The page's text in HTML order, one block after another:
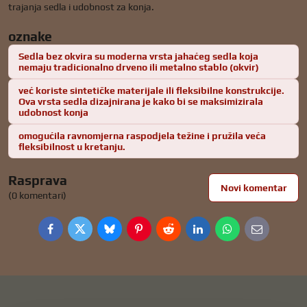
trajanja sedla i udobnost za konja.
oznake
Sedla bez okvira su moderna vrsta jahaćeg sedla koja
nemaju tradicionalno drveno ili metalno stablo (okvir)
već koriste sintetičke materijale ili fleksibilne konstrukcije.
Ova vrsta sedla dizajnirana je kako bi se maksimizirala
udobnost konja
omogućila ravnomjerna raspodjela težine i pružila veća
fleksibilnost u kretanju.
Rasprava
(0 komentari)
Novi komentar
FacebookTwitterBlueskyPinterestRedditLinkedInWhatsApp
E-
mail